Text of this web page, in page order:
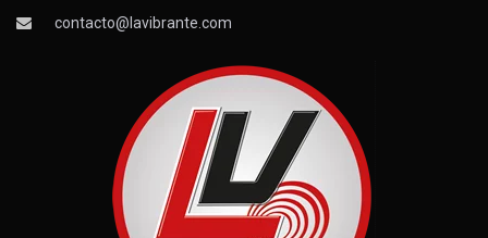
contacto@lavibrante.com